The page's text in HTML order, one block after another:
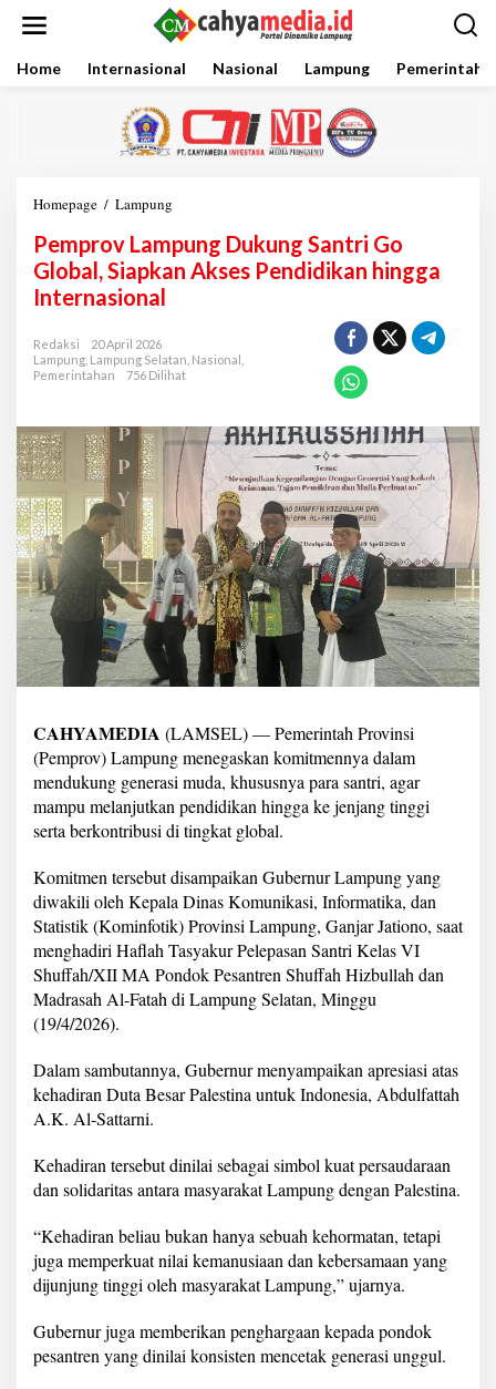
Home Internasional Nasional Lampung
Homepage / Lampung
m
p
r
a
m
u
n
g
D
k
u
n
g
S
a
r
o
G
l
o
b
a
,
S
i
a
p
k
a
s
e
e
d
d
i
k
n
h
i
Pemprov Lampung Dukung Santri Go
Global, Siapkan Akses Pendidikan hingga
Internasional
Redaksi
20 April 2026
Lampung Lampung Selatan Nasional
Pemerintahan
756 Dilihat
CAHYAMEDIA (LAMSEL) — Pemerintah Provinsi
(Pemprov) Lampung menegaskan komitmennya dalam
mendukung generasi muda, khususnya para santri, agar
mampu melanjutkan pendidikan hingga ke jenjang tinggi
serta berkontribusi di tingkat global.
Komitmen tersebut disampaikan Gubernur Lampung yang
diwakili oleh Kepala Dinas Komunikasi, Informatika, dan
Statistik (Kominfotik) Provinsi Lampung, Ganjar Jationo, saat
menghadiri Haflah Tasyakur Pelepasan Santri Kelas VI
Shuffah/XII MA Pondok Pesantren Shuffah Hizbullah dan
Madrasah Al-Fatah di Lampung Selatan, Minggu
(19/4/2026).
Dalam sambutannya, Gubernur menyampaikan apresiasi atas
kehadiran Duta Besar Palestina untuk Indonesia, Abdulfattah
A.K. Al-Sattarni.
Kehadiran tersebut dinilai sebagai simbol kuat persaudaraan
dan solidaritas antara masyarakat Lampung dengan Palestina.
“Kehadiran beliau bukan hanya sebuah kehormatan, tetapi
juga memperkuat nilai kemanusiaan dan kebersamaan yang
dijunjung tinggi oleh masyarakat Lampung,” ujarnya.
Gubernur juga memberikan penghargaan kepada pondok
pesantren yang dinilai konsisten mencetak generasi unggul.